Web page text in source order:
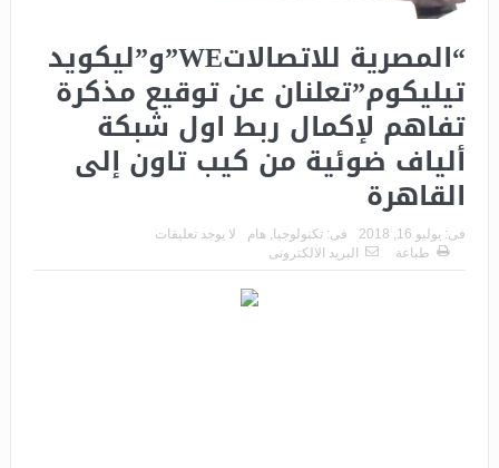
“المصرية للاتصالاتWE”و”ليكويد
تيليكوم”تعلنان عن توقيع مذكرة
تفاهم لإكمال ربط اول شبكة
ألياف ضوئية من كيب تاون إلى
القاهرة
فى: يوليو 16, 2018 فى: تكنولوجيا, هام
لا يوجد تعليقات
طباعة
البريد الالكترونى